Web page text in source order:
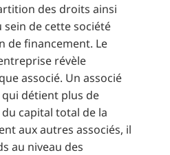
des droits ainsi
de cette société
de financement. Le
révèle
associé. Un associé
détient plus de
capital total de la
aux autres associés, il
au niveau des